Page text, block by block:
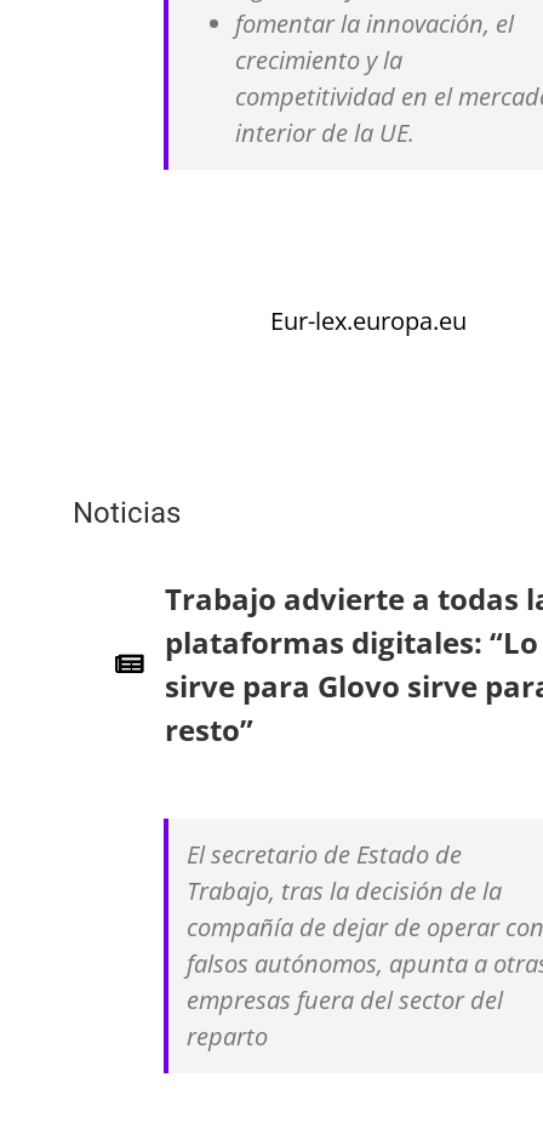
fomentar la innovación, el
crecimiento y la
competitividad en el
interior de la UE.
Eur-lex.europa.eu
Noticias
Trabajo advierte a todas
plataformas digitales:
sirve para Glovo sirve
resto”
El secretario de Estado de
Trabajo, tras la decisión de la
compañía de dejar de operar con
falsos autónomos, apunta a
empresas fuera del sector del
reparto